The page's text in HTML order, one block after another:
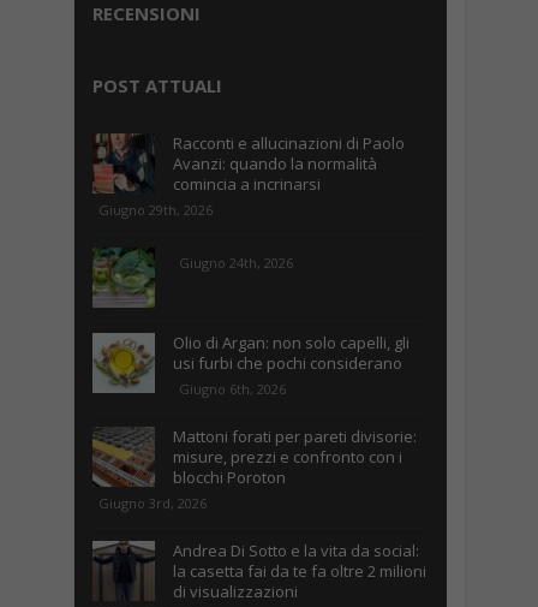
RECENSIONI
POST ATTUALI
Racconti e allucinazioni di Paolo
Avanzi: quando la normalità
comincia a incrinarsi
Giugno 29th, 2026
Giugno 24th, 2026
Olio di Argan: non solo capelli, gli
usi furbi che pochi considerano
Giugno 6th, 2026
Mattoni forati per pareti divisorie:
misure, prezzi e confronto con i
blocchi Poroton
Giugno 3rd, 2026
Andrea Di Sotto e la vita da social:
la casetta fai da te fa oltre 2 milioni
di visualizzazioni